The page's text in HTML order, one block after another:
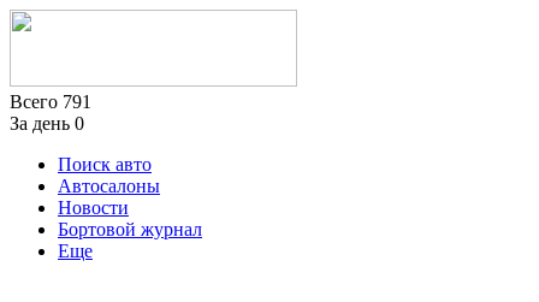
Всего 791
За день 0
Поиск авто
Автосалоны
Новости
Бортовой журнал
Еще